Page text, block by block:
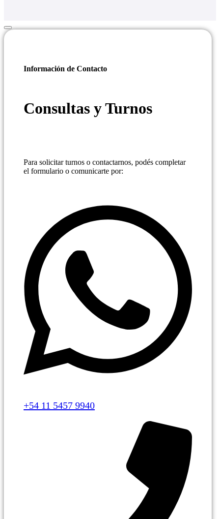
Información de Contacto
Consultas y Turnos
Para solicitar turnos o contactarnos, podés completar
el formulario o comunicarte por:
+54 11 5457 9940